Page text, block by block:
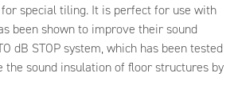
special tiling. It is perfect for use with
been shown to improve their sound
dB STOP system, which has been tested
the sound insulation of floor structures by